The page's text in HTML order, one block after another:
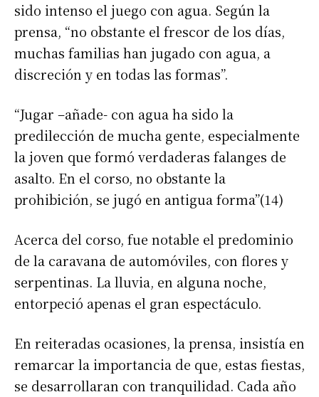
sido intenso el juego con agua. Según la
prensa, “no obstante el frescor de los días,
muchas familias han jugado con agua, a
discreción y en todas las formas”.
“Jugar –añade- con agua ha sido la
predilección de mucha gente, especialmente
la joven que formó verdaderas falanges de
asalto. En el corso, no obstante la
prohibición, se jugó en antigua forma”(14)
Acerca del corso, fue notable el predominio
de la caravana de automóviles, con flores y
serpentinas. La lluvia, en alguna noche,
entorpeció apenas el gran espectáculo.
En reiteradas ocasiones, la prensa, insistía en
remarcar la importancia de que, estas fiestas,
se desarrollaran con tranquilidad. Cada año